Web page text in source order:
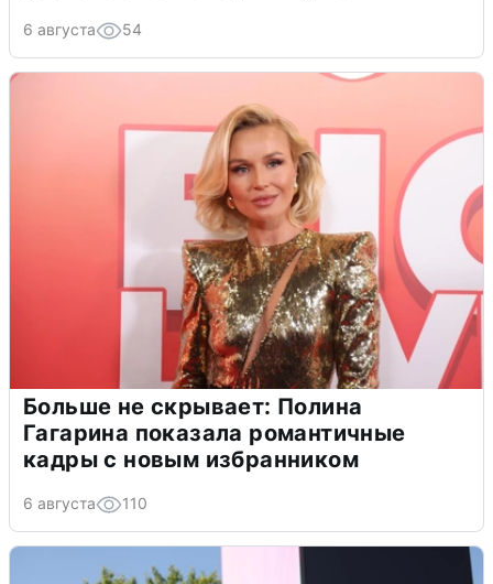
6 августа 54
Больше не скрывает: Полина
Гагарина показала романтичные
кадры с новым избранником
6 августа 110